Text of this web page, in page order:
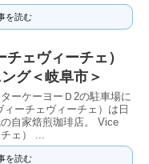
を読む
ェヴィーチェ）
グ＜岐阜市＞
ーケーヨーＤ2の駐車場に
ーチェヴィーチェ）は日
自家焙煎珈琲店。 Vice
ェ） ...
を読む